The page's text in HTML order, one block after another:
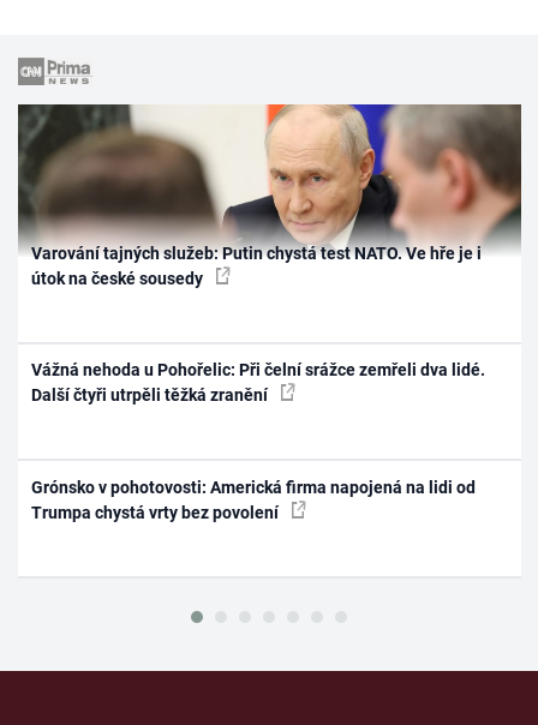
Varování tajných služeb: Putin chystá test NATO. Ve hře je i
útok na české sousedy
Vážná nehoda u Pohořelic: Při čelní srážce zemřeli dva lidé.
Další čtyři utrpěli těžká zranění
Grónsko v pohotovosti: Americká firma napojená na lidi od
Trumpa chystá vrty bez povolení